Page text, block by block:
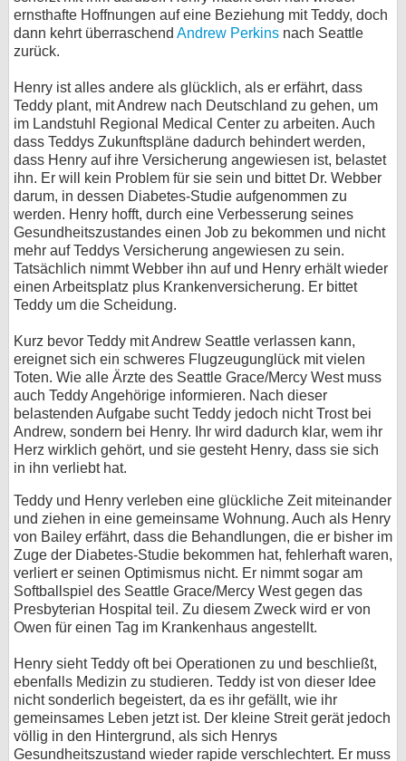
ernsthafte Hoffnungen auf eine Beziehung mit Teddy, doch
dann kehrt überraschend Andrew Perkins nach Seattle
zurück.
Henry ist alles andere als glücklich, als er erfährt, dass
Teddy plant, mit Andrew nach Deutschland zu gehen, um
im Landstuhl Regional Medical Center zu arbeiten. Auch
dass Teddys Zukunftspläne dadurch behindert werden,
dass Henry auf ihre Versicherung angewiesen ist, belastet
ihn. Er will kein Problem für sie sein und bittet Dr. Webber
darum, in dessen Diabetes-Studie aufgenommen zu
werden. Henry hofft, durch eine Verbesserung seines
Gesundheitszustandes einen Job zu bekommen und nicht
mehr auf Teddys Versicherung angewiesen zu sein.
Tatsächlich nimmt Webber ihn auf und Henry erhält wieder
einen Arbeitsplatz plus Krankenversicherung. Er bittet
Teddy um die Scheidung.
Kurz bevor Teddy mit Andrew Seattle verlassen kann,
ereignet sich ein schweres Flugzeugunglück mit vielen
Toten. Wie alle Ärzte des Seattle Grace/Mercy West muss
auch Teddy Angehörige informieren. Nach dieser
belastenden Aufgabe sucht Teddy jedoch nicht Trost bei
Andrew, sondern bei Henry. Ihr wird dadurch klar, wem ihr
Herz wirklich gehört, und sie gesteht Henry, dass sie sich
in ihn verliebt hat.
Teddy und Henry verleben eine glückliche Zeit miteinander
und ziehen in eine gemeinsame Wohnung. Auch als Henry
von Bailey erfährt, dass die Behandlungen, die er bisher im
Zuge der Diabetes-Studie bekommen hat, fehlerhaft waren,
verliert er seinen Optimismus nicht. Er nimmt sogar am
Softballspiel des Seattle Grace/Mercy West gegen das
Presbyterian Hospital teil. Zu diesem Zweck wird er von
Owen für einen Tag im Krankenhaus angestellt.
Henry sieht Teddy oft bei Operationen zu und beschließt,
ebenfalls Medizin zu studieren. Teddy ist von dieser Idee
nicht sonderlich begeistert, da es ihr gefällt, wie ihr
gemeinsames Leben jetzt ist. Der kleine Streit gerät jedoch
völlig in den Hintergrund, als sich Henrys
Gesundheitszustand wieder rapide verschlechtert. Er muss